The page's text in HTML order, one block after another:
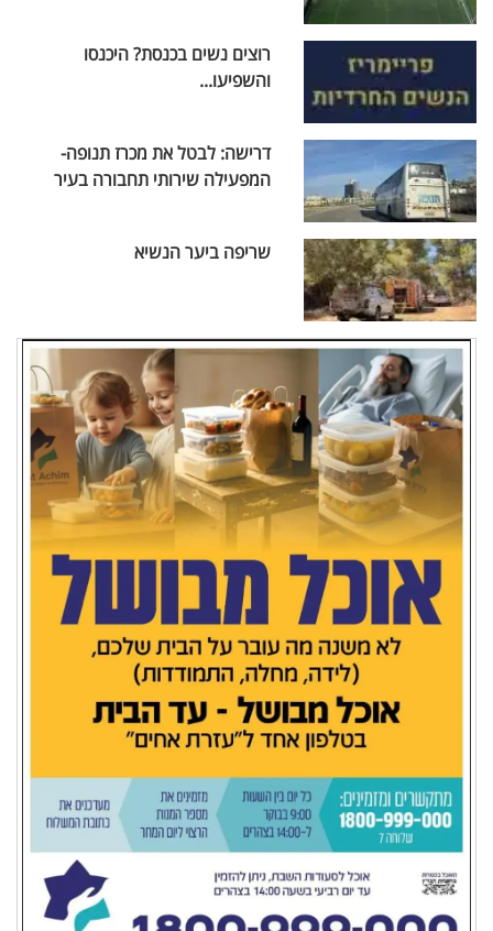
רוצים נשים בכנסת? היכנסו
והשפיעו...
דרישה: לבטל את מכרז תנופה-
המפעילה שירותי תחבורה בעיר
שריפה ביער הנשיא